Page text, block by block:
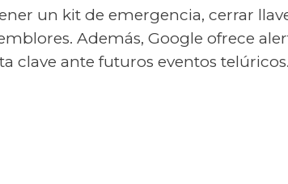
un kit de emergencia, cerrar
Además, Google ofrece
clave ante futuros eventos telúricos.